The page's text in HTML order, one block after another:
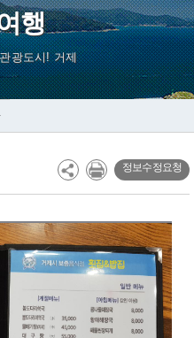
행
광도시! 거제
정보수정요청